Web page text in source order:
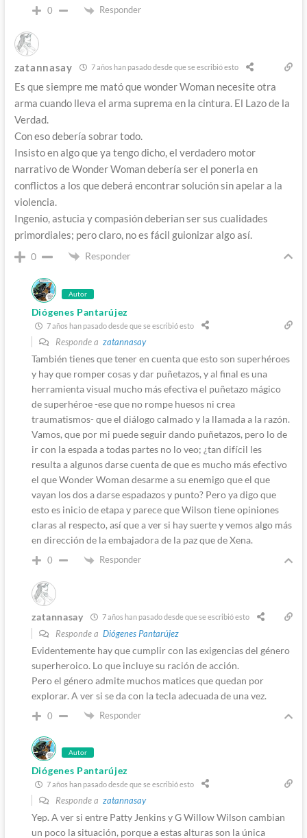
0 Responder
zatannasay 7 años han pasado desde que se escribió esto
Es que siempre me mató que wonder Woman necesite otra
arma cuando lleva el arma suprema en la cintura. El Lazo de la
Verdad.
Con eso debería sobrar todo.
Insisto en algo que ya tengo dicho, el verdadero motor
narrativo de Wonder Woman debería ser el ponerla en
conflictos a los que deberá encontrar solución sin apelar a la
violencia.
Ingenio, astucia y compasión deberian ser sus cualidades
primordiales; pero claro, no es fácil guionizar algo así.
0 Responder
Autor
Diógenes Pantarújez
7 años han pasado desde que se escribió esto
Responde a zatannasay
También tienes que tener en cuenta que esto son superhéroes
y hay que romper cosas y dar puñetazos, y al final es una
herramienta visual mucho más efectiva el puñetazo mágico
de superhéroe -ese que no rompe huesos ni crea
traumatismos- que el diálogo calmado y la llamada a la razón.
Vamos, que por mi puede seguir dando puñetazos, pero lo de
ir con la espada a todas partes no lo veo; ¿tan difícil les
resulta a algunos darse cuenta de que es mucho más efectivo
el que Wonder Woman desarme a su enemigo que el que
vayan los dos a darse espadazos y punto? Pero ya digo que
esto es inicio de etapa y parece que Wilson tiene opiniones
claras al respecto, así que a ver si hay suerte y vemos algo más
en dirección de la embajadora de la paz que de Xena.
0 Responder
zatannasay 7 años han pasado desde que se escribió esto
Responde a Diógenes Pantarújez
Evidentemente hay que cumplir con las exigencias del género
superheroico. Lo que incluye su ración de acción.
Pero el género admite muchos matices que quedan por
explorar. A ver si se da con la tecla adecuada de una vez.
0 Responder
Autor
Diógenes Pantarújez
7 años han pasado desde que se escribió esto
Responde a zatannasay
Yep. A ver si entre Patty Jenkins y G Willow Wilson cambian
un poco la situación, porque a estas alturas son la única